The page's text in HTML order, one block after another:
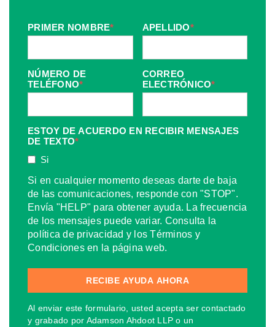
PRIMER NOMBRE* APELLIDO*
NÚMERO DE
TELÉFONO*
CORREO
ELECTRÓNICO*
ESTOY DE ACUERDO EN RECIBIR MENSAJES
DE TEXTO*
Si
Si en cualquier momento deseas darte de baja
de las comunicaciones, responde con "STOP".
Envía "HELP" para obtener ayuda. La frecuencia
de los mensajes puede variar. Consulta la
política de privacidad y los Términos y
Condiciones en la página web.
Al enviar este formulario, usted acepta ser contactado
y grabado por Adamson Ahdoot LLP o un